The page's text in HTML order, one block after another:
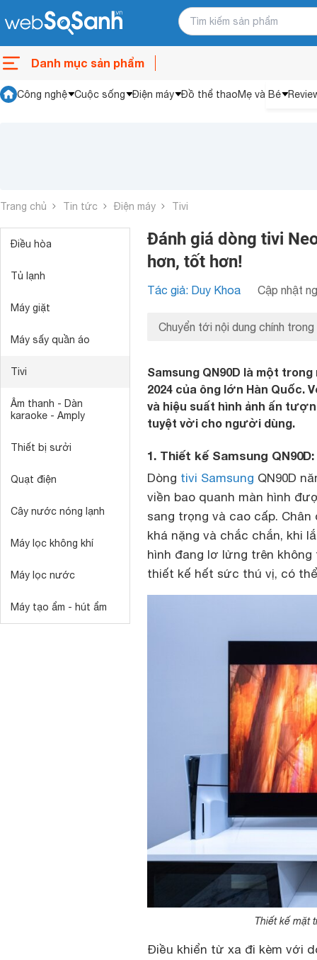
Danh mục sản phẩm
Công nghệ Cuộc sống Điện máy Đồ thể thaoMẹ và Bé
Trang chủ Tin tức Điện máy Tivi
Điều hòa
Tủ lạnh
Máy giặt
Máy sấy quần áo
Tivi
Âm thanh - Dàn
karaoke - Amply
Thiết bị sưởi
Quạt điện
Cây nước nóng lạnh
Máy lọc không khí
Máy lọc nước
Máy tạo ẩm - hút ẩm
Đánh giá dòng tivi
hơn, tốt hơn!
Tác giả: Duy Khoa Cập nhật
Chuyển tới nội dung chính trong
Samsung QN90D là một
2024 của ông lớn Hàn Quốc.
và hiệu suất hình ảnh ấn
tuyệt vời cho người dùng.
1. Thiết kế Samsung
Dòng tivi Samsung QN90D
viền bao quanh màn hình
sang trọng và cao cấp.
khá nặng và chắc chắn, khi
hình đang lơ lửng trên
thiết kế hết sức thú vị, có
Thiết kế mặt
Điều khiển từ xa đi kèm với